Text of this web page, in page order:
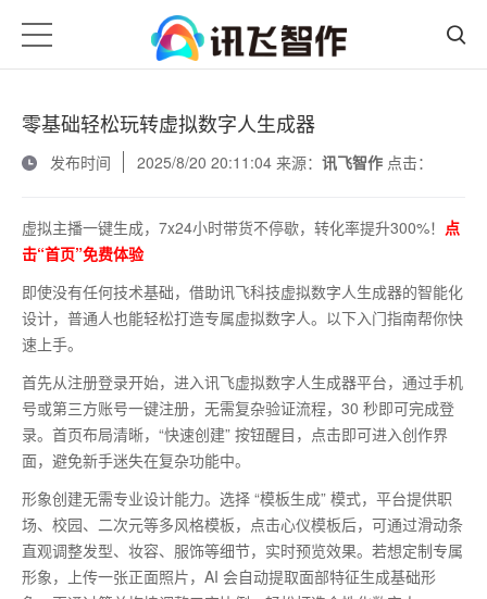
零基础轻松玩转虚拟数字人生成器
发布时间
2025/8/20 20:11:04 来源： 讯飞智作 点击：
虚拟主播一键生成，7x24小时带货不停歇，转化率提升300%！ 点
击“首页”免费体验
即使没有任何技术基础，借助讯飞科技虚拟数字人生成器的智能化
设计，普通人也能轻松打造专属虚拟数字人。以下入门指南帮你快
速上手。
首先从注册登录开始，进入讯飞虚拟数字人生成器平台，通过手机
号或第三方账号一键注册，无需复杂验证流程， 30 秒即可完成登
录。首页布局清晰，“快速创建” 按钮醒目，点击即可进入创作界
面，避免新手迷失在复杂功能中。
形象创建无需专业设计能力。选择 “模板生成” 模式，平台提供职
场、校园、二次元等多风格模板，点击心仪模板后，可通过滑动条
直观调整发型、妆容、服饰等细节，实时预览效果。若想定制专属
形象，上传一张正面照片， AI 会自动提取面部特征生成基础形